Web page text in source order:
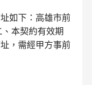
如下：高雄市前
、本契約有效期
，需經甲方事前